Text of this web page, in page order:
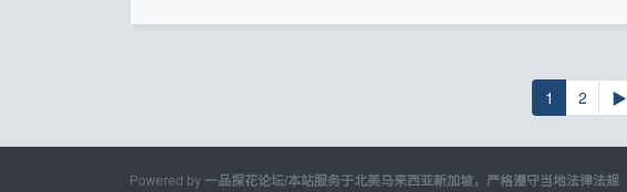
1 2 ▶
Powered by一品探花论坛/本站服务于北美马来西亚新加坡，严格遵守当地法律法规